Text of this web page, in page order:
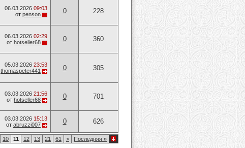
06.03.2026 09:03
от penson 0 228
06.03.2026 02:29
от hotseller68 0 360
05.03.2026 23:53
thomaspeter441 0 305
03.03.2026 21:56
от hotseller68 0 701
03.03.2026 15:13
от abruzzi007 0 626
10 11 12 13 21 61 > Последняя »